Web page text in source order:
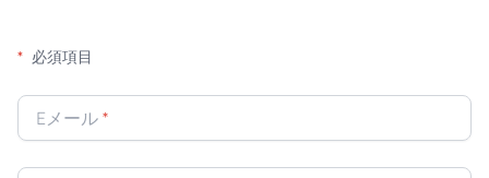
* 必須項目
Eメール *